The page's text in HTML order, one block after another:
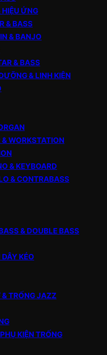
HIỆU ỨNG
& BASS
& BANJO
& BASS
& LINH KIỆN
WORKSTATION
& KEYBOARD
& CONTRABASS
& DOUBLE BASS
KÉO
& TRỐNG JAZZ
KIỆN TRỐNG